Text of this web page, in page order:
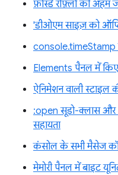
फ़ोर्स्ड रीफ़्लो की अहम
'डीओएम साइज़ को
console.timeStamp
Elements पैनल में
ऐनिमेशन वाली स्टाइल
:open सूडो-क्लास
सहायता
कंसोल के सभी मैसेज
मेमोरी पैनल में बाइट